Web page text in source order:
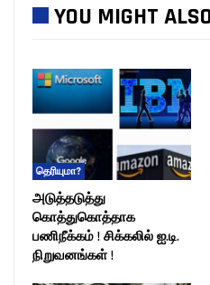
YOU MIGHT
தெரியுமா?
அடுத்தடுத்து
கொத்துகொத்தாக
பணிநீக்கம் ! சிக்கலில் ஐ.டி.
நிறுவனங்கள் !